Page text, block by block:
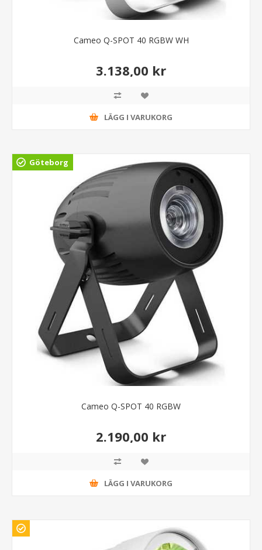
Cameo Q-SPOT 40 RGBW WH
3.138,00 kr
LÄGG I VARUKORG
Göteborg
Cameo Q-SPOT 40 RGBW
2.190,00 kr
LÄGG I VARUKORG